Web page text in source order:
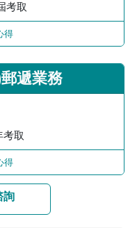
考取
得
遞業務
考取
得
詢